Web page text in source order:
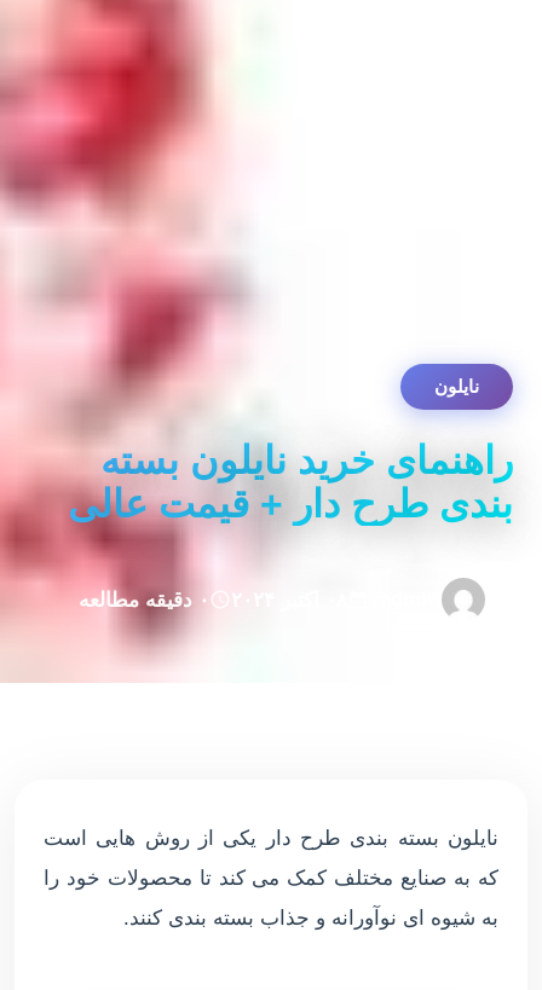
نایلون
راهنمای خرید نایلون بسته
بندی طرح دار + قیمت عالی
۰ دقیقه مطالعه
نایلون بسته بندی طرح دار یکی از روش هایی است
که به صنایع مختلف کمک می کند تا محصولات خود را
به شیوه ای نوآورانه و جذاب بسته بندی کنند.